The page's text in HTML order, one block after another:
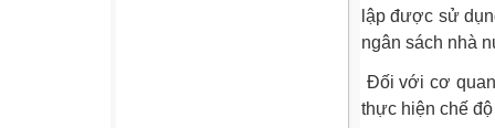
lập được sử
ngân sách nhà
Đối với cơ
thực hiện chế